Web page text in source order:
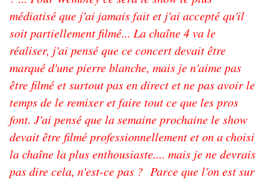
médiatisé que j'ai jamais fait et j'ai accepté qu'il
soit partiellement filmé... La chaîne 4 va le
réaliser, j'ai pensé que ce concert devait être
marqué d'une pierre blanche, mais je n'aime pas
être filmé et surtout pas en direct et ne pas avoir le
temps de le remixer et faire tout ce que les pros
font. J'ai pensé que la semaine prochaine le show
devait être filmé professionnellement et on a choisi
la chaîne la plus enthousiaste.... mais je ne devrais
pas dire cela, n'est-ce pas ? Parce que l'on est sur